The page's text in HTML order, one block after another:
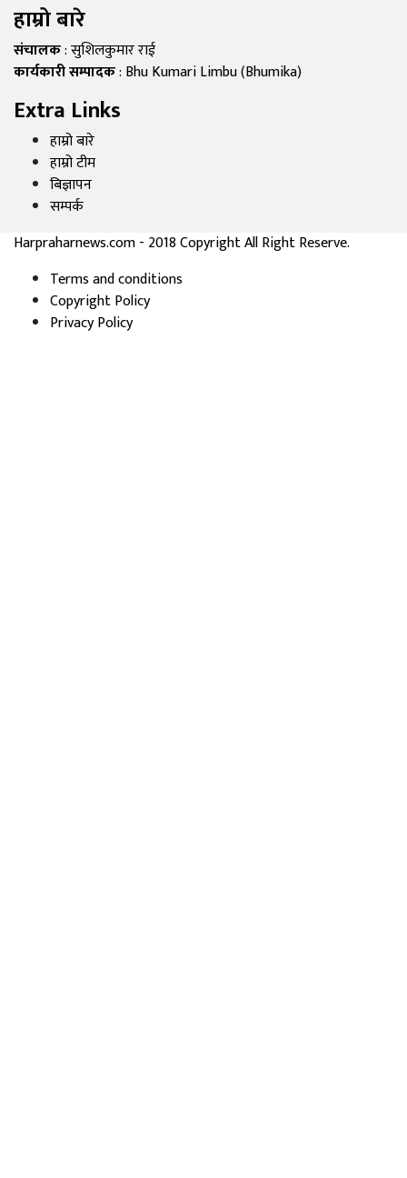
हाम्रो बारे
संचालक: सुशिलकुमार राई
कार्यकारी सम्पादक: Bhu Kumari Limbu (Bhumika)
Extra Links
हाम्रो बारे
हाम्रो टीम
बिज्ञापन
सम्पर्क
Harpraharnews.com - 2018 Copyright All Right Reserve.
Terms and conditions
Copyright Policy
Privacy Policy